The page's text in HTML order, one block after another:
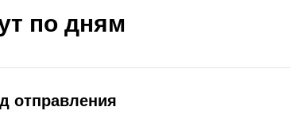
по дням
отправления